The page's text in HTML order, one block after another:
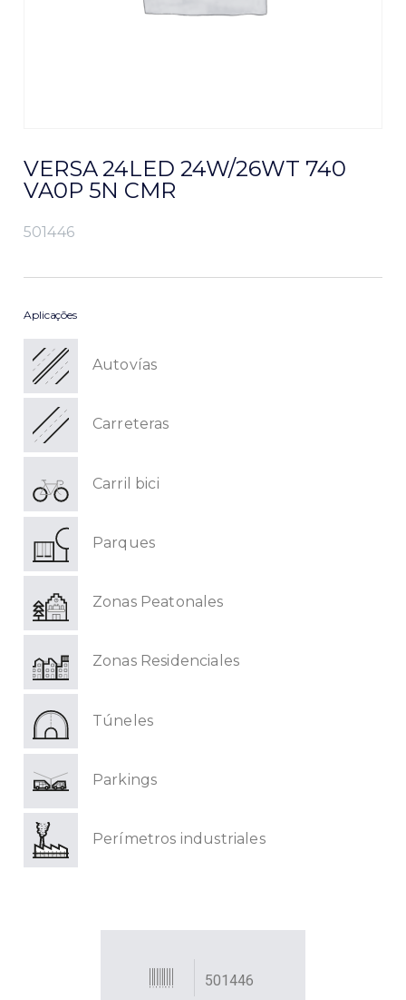
VERSA 24LED 24W/26WT 740
VA0P 5N CMR
501446
Aplicações
Autovías
Carreteras
Carril bici
Parques
Zonas Peatonales
Zonas Residenciales
Túneles
Parkings
Perímetros industriales
501446